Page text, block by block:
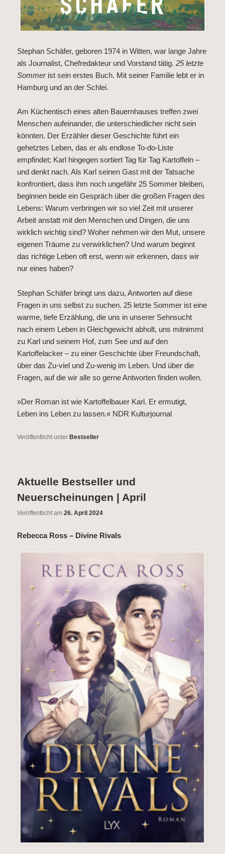
Stephan Schäfer, geboren 1974 in Witten, war lange Jahre
als Journalist, Chefredakteur und Vorstand tätig. 25 letzte
Sommer ist sein erstes Buch. Mit seiner Familie lebt er in
Hamburg und an der Schlei.
Am Küchentisch eines alten Bauernhauses treffen zwei
Menschen aufeinander, die unterschiedlicher nicht sein
könnten. Der Erzähler dieser Geschichte führt ein
gehetztes Leben, das er als endlose To-do-Liste
empfindet; Karl hingegen sortiert Tag für Tag Kartoffeln –
und denkt nach. Als Karl seinen Gast mit der Tatsache
konfrontiert, dass ihm noch ungefähr 25 Sommer bleiben,
beginnen beide ein Gespräch über die großen Fragen des
Lebens: Warum verbringen wir so viel Zeit mit unserer
Arbeit anstatt mit den Menschen und Dingen, die uns
wirklich wichtig sind? Woher nehmen wir den Mut, unsere
eigenen Träume zu verwirklichen? Und warum beginnt
das richtige Leben oft erst, wenn wir erkennen, dass wir
nur eines haben?
Stephan Schäfer bringt uns dazu, Antworten auf diese
Fragen in uns selbst zu suchen. 25 letzte Sommer ist eine
warme, tiefe Erzählung, die uns in unserer Sehnsucht
nach einem Leben in Gleichgewicht abholt, uns mitnimmt
zu Karl und seinem Hof, zum See und auf den
Kartoffelacker – zu einer Geschichte über Freundschaft,
über das Zu-viel und Zu-wenig im Leben. Und über die
Fragen, auf die wir alle so gerne Antworten finden wollen.
»Der Roman ist wie Kartoffelbauer Karl. Er ermutigt,
Leben ins Leben zu lassen.« NDR Kulturjournal
Veröffentlicht unter Bestseller
Aktuelle Bestseller und
Neuerscheinungen | April
Veröffentlicht am26. April 2024
Rebecca Ross – Divine Rivals